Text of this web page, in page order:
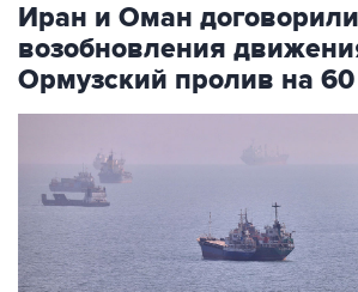
Иран и Оман
возобновления
Ормузский пролив на